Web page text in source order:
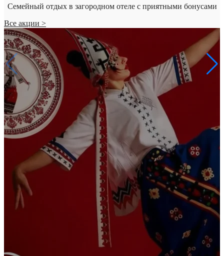
Семейный отдых в загородном отеле с приятными бонусами
Все акции >